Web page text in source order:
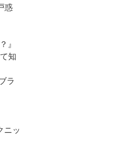
惑
』
知
ラ
ニッ